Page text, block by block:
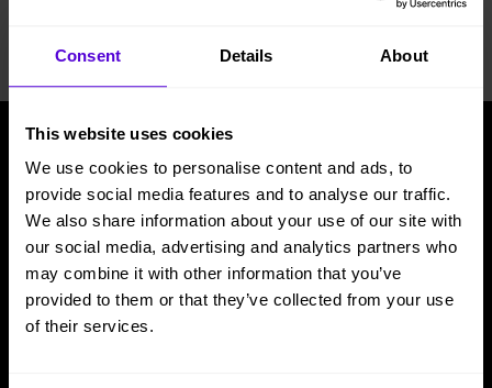
Consent Details About
This website uses cookies
We use cookies to personalise content and ads, to
provide social media features and to analyse our traffic.
We also share information about your use of our site with
our social media, advertising and analytics partners who
may combine it with other information that you’ve
provided to them or that they’ve collected from your use
of their services.
Tjänster
Möbler till kontor
Möbler till hemmakontor
Möbler till event
Plattform
Beleco
Om oss
Cirkularitet
Frågor & svar